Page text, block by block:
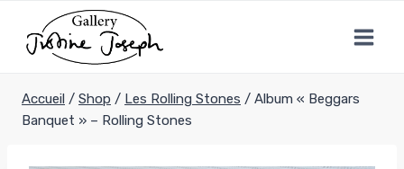
contenu
Accueil / Shop / Les Rolling Stones / Album « Beggars
Banquet » – Rolling Stones